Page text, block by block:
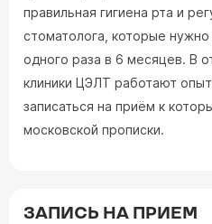
правильная гигиена рта и
стоматолога, которые
одного раза в 6 месяцев. В
клиники ЦЭЛТ работают
записаться на приём к
московской прописки.
ЗАПИСЬ НА ПРИЕМ